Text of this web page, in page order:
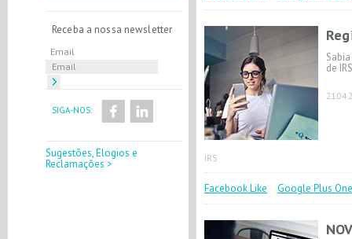
Receba a nossa newsletter
Email
SIGA-NOS:
Sugestões, Elogios e
Reclamações >
de
IRS
Facebook Like Google Plus One